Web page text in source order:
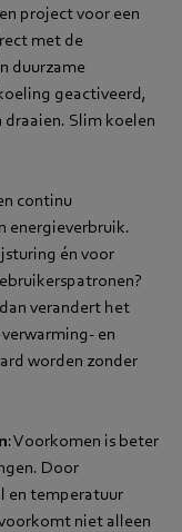
project voor een
met de
duurzame
geactiveerd,
Slim koelen
continu
én voor
verandert het
en
worden zonder
: Voorkomen is beter
Door
en temperatuur
niet alleen